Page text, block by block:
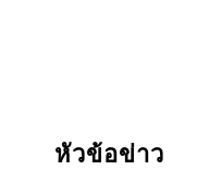
หัวข้อข่าว